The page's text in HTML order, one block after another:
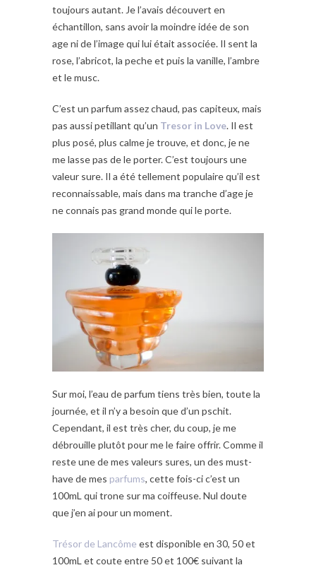
toujours autant. Je l’avais découvert en
échantillon, sans avoir la moindre idée de son
age ni de l’image qui lui était associée. Il sent la
rose, l’abricot, la peche et puis la vanille, l’ambre
et le musc.
C’est un parfum assez chaud, pas capiteux, mais
pas aussi petillant qu’un Tresor in Love. Il est
plus posé, plus calme je trouve, et donc, je ne
me lasse pas de le porter. C’est toujours une
valeur sure. Il a été tellement populaire qu’il est
reconnaissable, mais dans ma tranche d’age je
ne connais pas grand monde qui le porte.
Sur moi, l’eau de parfum tiens très bien, toute la
journée, et il n’y a besoin que d’un pschit.
Cependant, il est très cher, du coup, je me
débrouille plutôt pour me le faire offrir. Comme il
reste une de mes valeurs sures, un des must-
have de mes parfums, cette fois-ci c’est un
100mL qui trone sur ma coiffeuse. Nul doute
que j’en ai pour un moment.
Trésor de Lancôme est disponible en 30, 50 et
100mL et coute entre 50 et 100€ suivant la